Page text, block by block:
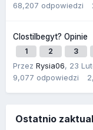
68,207 odpowiedzi
Clostilbegyt? Opinie
1 2 3
Przez Rysia06, 23
9,077 odpowiedzi
Ostatnio